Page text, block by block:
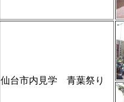
仙台市内見学 青葉祭り